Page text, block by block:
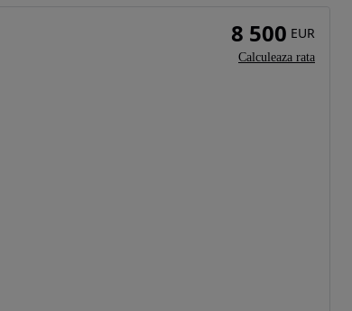
8 500 EUR
Calculeaza rata